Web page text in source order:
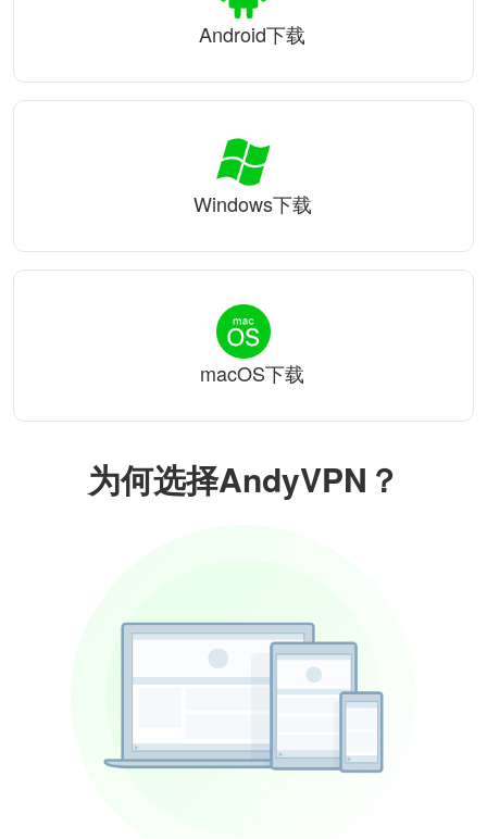
为何选择AndyVPN？
Android下载
Windows下载
macOS下载